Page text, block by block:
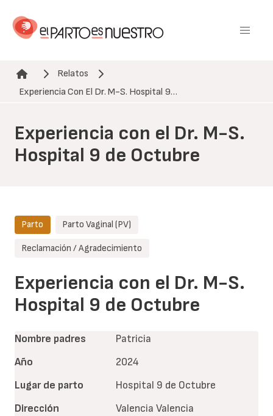
contenido
Ruta de navegación
Relatos
Experiencia Con El Dr. M-S. Hospital 9…
Experiencia con el Dr. M-S.
Hospital 9 de Octubre
Experiencia con el Dr. M-S.
Hospital 9 de Octubre
Parto Parto Vaginal (PV)
Reclamación / Agradecimiento
Nombre padres
Patricia
Año
2024
Lugar de parto
Hospital 9 de Octubre
Dirección
Valencia Valencia